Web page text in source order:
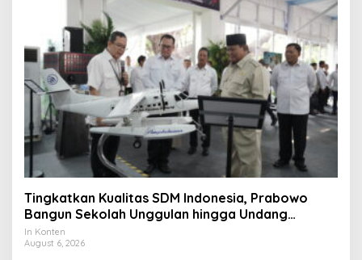
Tingkatkan Kualitas SDM Indonesia, Prabowo
Bangun Sekolah Unggulan hingga Undang
Universitas Terbaik Dunia
In Konten
August 6, 2026